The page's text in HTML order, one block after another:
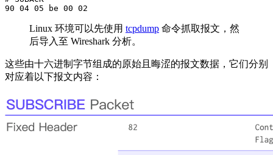
Linux 环境可以先使用 tcpdump 命令抓取报文，然
后导入至 Wireshark 分析。
这些由十六进制字节组成的原始且晦涩的报文数据，它们分别
对应着以下报文内容：